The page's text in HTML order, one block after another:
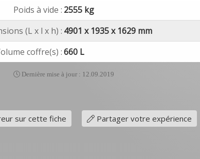
Poids à vide : 2555 kg
(L x l x h) : 4901 x 1935 x 1629 mm
coffre(s) : 660 L
Dernière mise à jour : 12.09.2019
sur cette fiche Partager votre expérience